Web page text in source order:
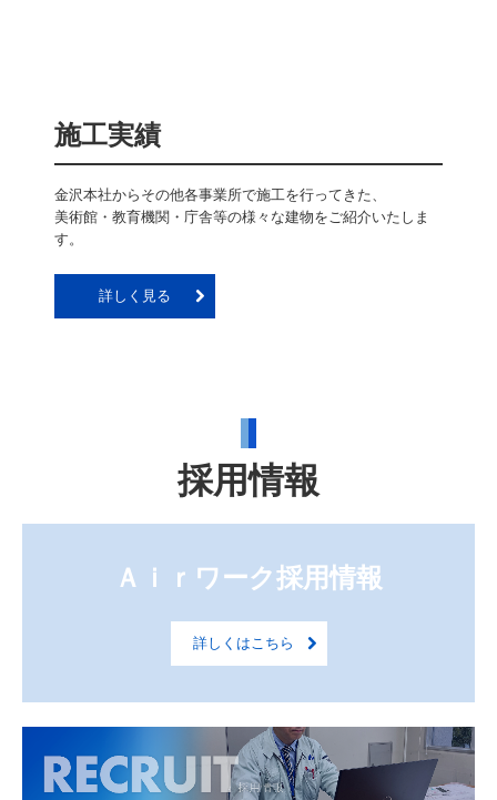
施工実績
金沢本社からその他各事業所で施工を行ってきた、
美術館・教育機関・庁舎等の様々な建物をご紹介いたしま
す。
詳しく見る
採用情報
Ａｉｒワーク採用情報
詳しくはこちら